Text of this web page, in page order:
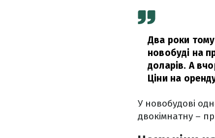
Два роки
новобуді на
доларів. А
Ціни на
У новобудові
двокімнатну –